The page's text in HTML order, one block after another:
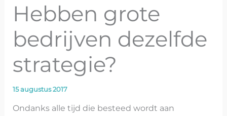
Hebben grote
bedrijven dezelfde
strategie?
15 augustus 2017
Ondanks alle tijd die besteed wordt aan